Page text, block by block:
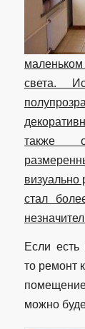
света.
также
визуально
стал
Если есть
то ремонт
можно